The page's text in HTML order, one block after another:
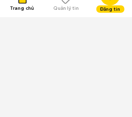
Trang chủ Quản lý tin Đăng tin